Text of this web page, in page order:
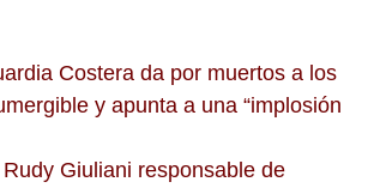
Costera da por muertos a los
y apunta a una “implosión
Giuliani responsable de